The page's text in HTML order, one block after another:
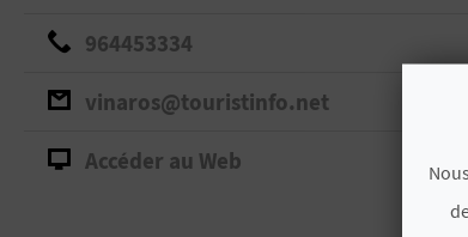
964453334
vinaros@touristinfo.net
Accéder au Web